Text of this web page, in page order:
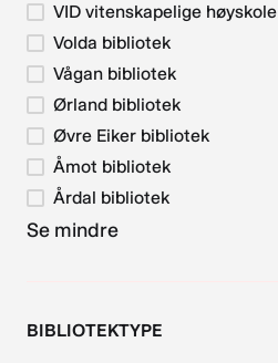
VID vitenskapelige høyskole
Volda bibliotek
Vågan bibliotek
Ørland bibliotek
Øvre Eiker bibliotek
Åmot bibliotek
Årdal bibliotek
Se mindre
BIBLIOTEKTYPE